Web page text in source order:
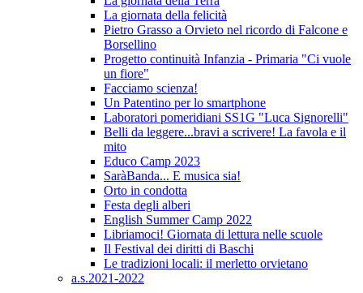
La giornata della felicità
Pietro Grasso a Orvieto nel ricordo di Falcone e
Borsellino
Progetto continuità Infanzia - Primaria "Ci vuole
un fiore"
Facciamo scienza!
Un Patentino per lo smartphone
Laboratori pomeridiani SS1G "Luca Signorelli"
Belli da leggere...bravi a scrivere! La favola e il
mito
Educo Camp 2023
SaràBanda... E musica sia!
Orto in condotta
Festa degli alberi
English Summer Camp 2022
Libriamoci! Giornata di lettura nelle scuole
Il Festival dei diritti di Baschi
Le tradizioni locali: il merletto orvietano
a.s.2021-2022